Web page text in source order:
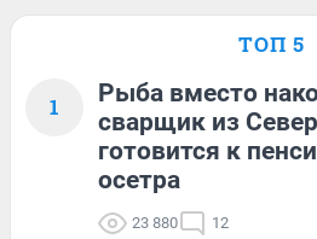
ТОП 5
1
Рыба вместо
сварщик из
готовится к
осетра
23 880 12